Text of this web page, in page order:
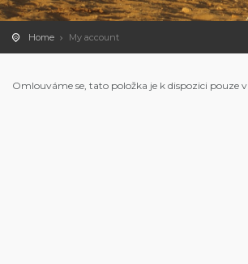
Home My account
Omlouváme se, tato položka je k dispozici pouze v